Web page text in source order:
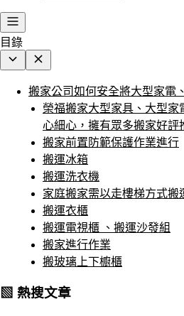
目錄
搬家公司如何安全將大型家電
榮福搬家大型家具、大型家
心細心，擁有眾多搬家好評
搬家前置防範保護作業進行
搬運冰箱
搬運洗衣機
家庭搬家需以走樓梯方式搬
搬運衣櫃
搬運電視櫃 、搬運沙發組
搬家進行作業
搬玻璃上下櫥櫃
▧ 熱搜文章